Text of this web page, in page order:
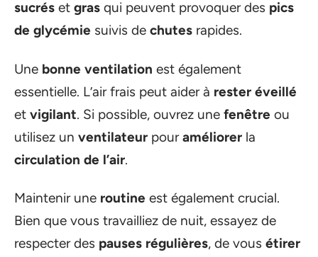
sucrés et gras qui peuvent provoquer des pics
de glycémie suivis de chutes rapides.
Une bonne ventilation est également
essentielle. L’air frais peut aider à rester éveillé
et vigilant. Si possible, ouvrez une fenêtre ou
utilisez un ventilateur pouraméliorer la
circulation de l’air.
Maintenir une routine est également crucial.
Bien que vous travailliez de nuit, essayez de
respecter des pauses régulières, de vous étirer